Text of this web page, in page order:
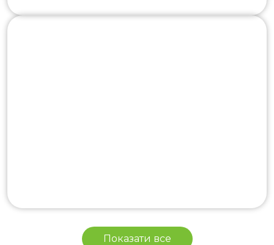
Показати все